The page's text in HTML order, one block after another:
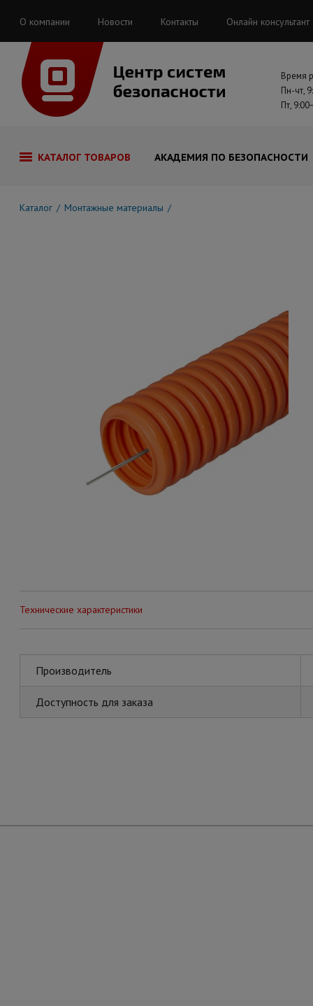
О компании Новости Контакты Онлайн консультант
Время
Пн-чт,
Пт,
КАТАЛОГ ТОВАРОВ АКАДЕМИЯ ПО БЕЗОПАСНОСТИ
Каталог Монтажные материалы
Технические характеристики
Производитель
Доступность для заказа